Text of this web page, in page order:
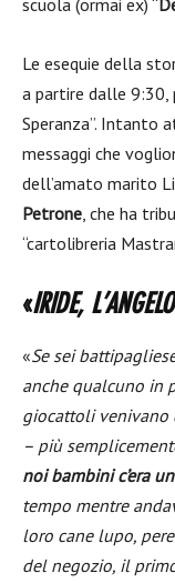
scuola (ormai ex) “
Le esequie della
a partire dalle 9:30,
Speranza”. Intanto
messaggi che
dell’amato marito
Petrone, che ha
“cartolibreria
«IRIDE,
«Se sei
anche qualcuno in
giocattoli venivano
– più
noi bambini c’era
tempo mentre
loro cane lupo,
del negozio, il